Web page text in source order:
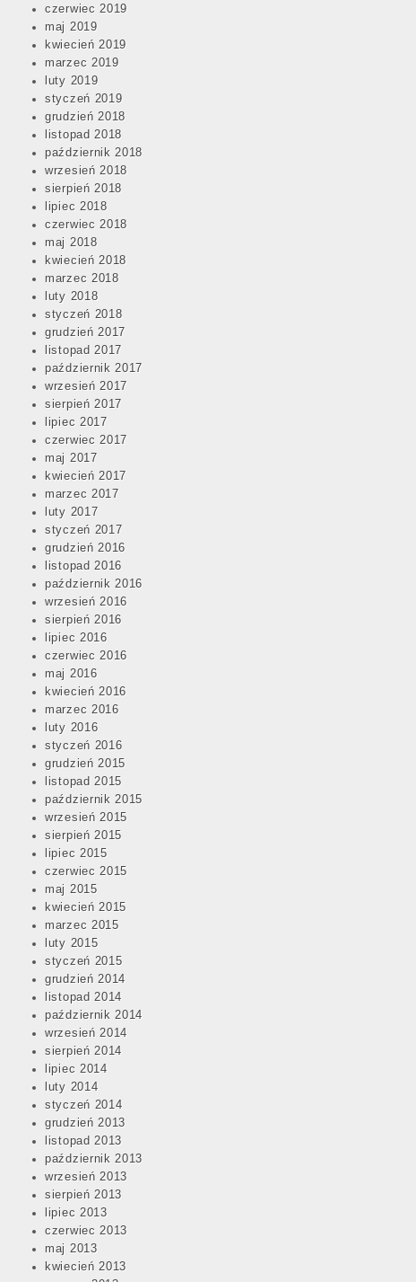
czerwiec 2019
maj 2019
kwiecień 2019
marzec 2019
luty 2019
styczeń 2019
grudzień 2018
listopad 2018
październik 2018
wrzesień 2018
sierpień 2018
lipiec 2018
czerwiec 2018
maj 2018
kwiecień 2018
marzec 2018
luty 2018
styczeń 2018
grudzień 2017
listopad 2017
październik 2017
wrzesień 2017
sierpień 2017
lipiec 2017
czerwiec 2017
maj 2017
kwiecień 2017
marzec 2017
luty 2017
styczeń 2017
grudzień 2016
listopad 2016
październik 2016
wrzesień 2016
sierpień 2016
lipiec 2016
czerwiec 2016
maj 2016
kwiecień 2016
marzec 2016
luty 2016
styczeń 2016
grudzień 2015
listopad 2015
październik 2015
wrzesień 2015
sierpień 2015
lipiec 2015
czerwiec 2015
maj 2015
kwiecień 2015
marzec 2015
luty 2015
styczeń 2015
grudzień 2014
listopad 2014
październik 2014
wrzesień 2014
sierpień 2014
lipiec 2014
luty 2014
styczeń 2014
grudzień 2013
listopad 2013
październik 2013
wrzesień 2013
sierpień 2013
lipiec 2013
czerwiec 2013
maj 2013
kwiecień 2013